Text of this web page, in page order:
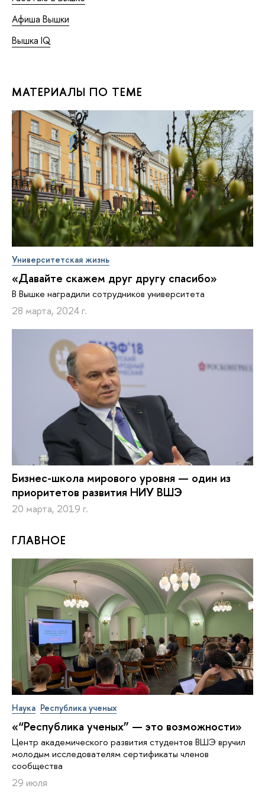
Афиша Вышки
Вышка IQ
МАТЕРИАЛЫ ПО ТЕМЕ
Университетская жизнь
«Давайте скажем друг другу спасибо»
В Вышке наградили сотрудников университета
28 марта, 2024 г.
Бизнес-школа мирового уровня — один из
приоритетов развития НИУ ВШЭ
20 марта, 2019 г.
ГЛАВНОЕ
Наука Республика ученых
«“Республика ученых” — это возможности»
Центр академического развития студентов ВШЭ вручил
молодым исследователям сертификаты членов
сообщества
29 июля